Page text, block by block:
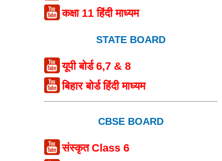
कक्षा 11 हिंदी माध्यम
STATE BOARD
यूपी बोर्ड 6,7 & 8
बिहार बोर्ड हिंदी माध्यम
CBSE BOARD
संस्कृत Class 6